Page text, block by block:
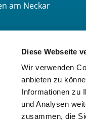
Diese Webseite
Wir verwenden
anbieten zu
Informationen zu
und Analysen
zusammen, die
am Neckar​
Uhr
6276980
62769851